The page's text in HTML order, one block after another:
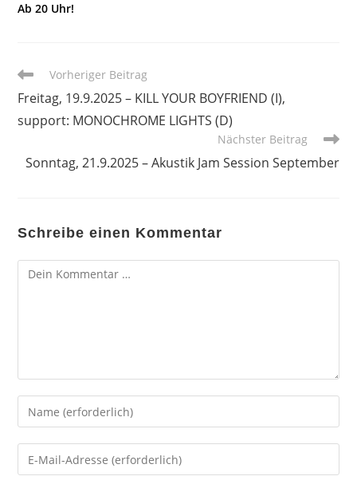
Ab 20 Uhr!
Weitere
ansehen
Vorheriger Beitrag
Freitag, 19.9.2025 – KILL YOUR BOYFRIEND (I),
support: MONOCHROME LIGHTS (D)
Nächster Beitrag
Sonntag, 21.9.2025 – Akustik Jam Session September
Schreibe einen Kommentar
Kommentar
Gib
deinen
Namen
oder
Gib
deine